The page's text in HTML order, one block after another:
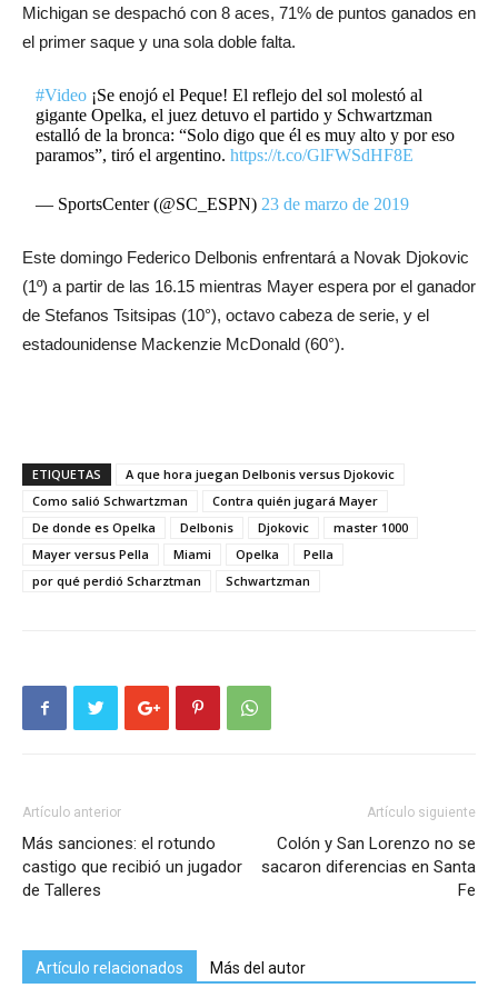
Michigan se despachó con 8 aces, 71% de puntos ganados en
el primer saque y una sola doble falta.
#Video ¡Se enojó el Peque! El reflejo del sol molestó al
gigante Opelka, el juez detuvo el partido y Schwartzman
estalló de la bronca: “Solo digo que él es muy alto y por eso
paramos”, tiró el argentino.https://t.co/GlFWSdHF8E
— SportsCenter (@SC_ESPN) 23 de marzo de 2019
Este domingo Federico Delbonis enfrentará a Novak Djokovic
(1º) a partir de las 16.15 mientras Mayer espera por el ganador
de Stefanos Tsitsipas (10°), octavo cabeza de serie, y el
estadounidense Mackenzie McDonald (60°).
ETIQUETAS
A que hora juegan Delbonis versus Djokovic
Como salió Schwartzman
Contra quién jugará Mayer
De donde es Opelka
Delbonis Djokovic
master 1000
Mayer versus Pella
Miami Opelka
Pella
por qué perdió Scharztman
Schwartzman
Artículo anterior
Más sanciones: el rotundo
castigo que recibió un jugador
de Talleres
Artículo siguiente
Colón y San Lorenzo no se
sacaron diferencias en Santa
Fe
Artículo relacionados Más del autor